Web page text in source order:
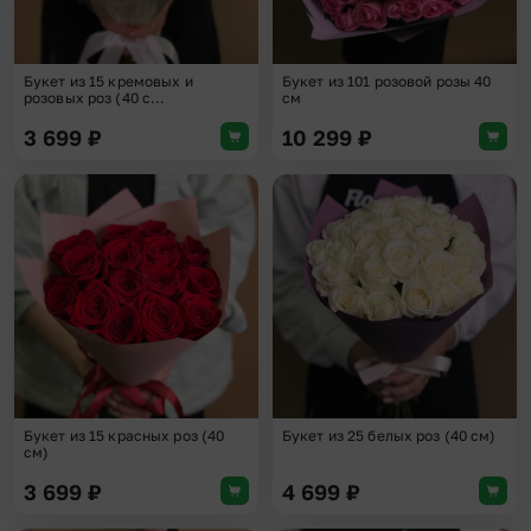
Букет из 15 кремовых и
розовых роз (40 с...
3 699 ₽
Букет из 101 розовой розы 40
см
10 299 ₽
Добавить в избранное
Букет из 15 красных роз (40
см)
3 699 ₽
Букет из 25 белых роз (40 см)
4 699 ₽